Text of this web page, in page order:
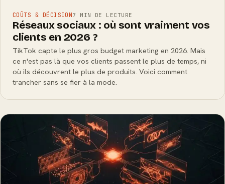
COÛTS & DÉCISION7 MIN DE LECTURE
Réseaux sociaux : où sont vraiment vos
clients en 2026 ?
TikTok capte le plus gros budget marketing en 2026. Mais
ce n'est pas là que vos clients passent le plus de temps, ni
où ils découvrent le plus de produits. Voici comment
trancher sans se fier à la mode.